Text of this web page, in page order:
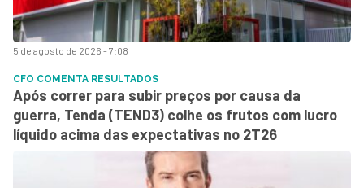
5 de agosto de 2026 - 7:08
CFO COMENTA RESULTADOS
Após correr para subir preços por causa da
guerra, Tenda (TEND3) colhe os frutos com lucro
líquido acima das expectativas no 2T26